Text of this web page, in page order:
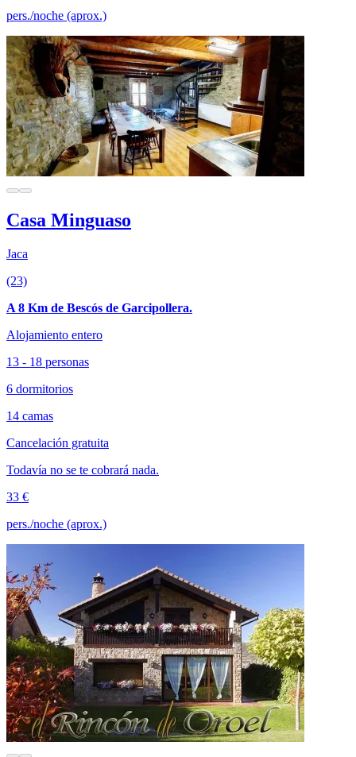
pers./noche (aprox.)
Casa Minguaso
Jaca
(23)
A 8 Km de Bescós de Garcipollera.
Alojamiento entero
13 - 18 personas
6 dormitorios
14 camas
Cancelación gratuita
Todavía no se te cobrará nada.
33 €
pers./noche (aprox.)